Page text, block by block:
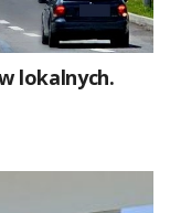
lokalnych.